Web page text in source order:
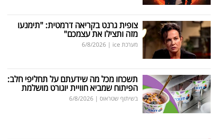
צופית גרנט בקריאה דרמטית: "תימנעו
מזה ותצילו את עצמכם"
מערכת ice |
6/8/2026
תשכחו מכל מה שידעתם על תחליפי חלב:
הפיתוח שמביא חוויית יוגורט מושלמת
בשיתוף שטראוס |
6/8/2026